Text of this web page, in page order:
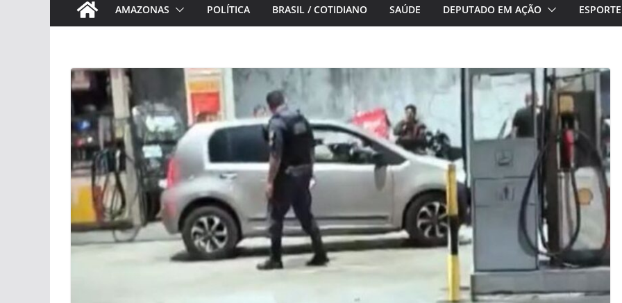
AMAZONAS POLÍTICA BRASIL / COTIDIANO SAÚDE DEPUTADO EM AÇÃO ESPORTE